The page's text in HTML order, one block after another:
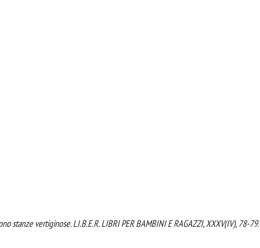
stanze vertiginose. LI.B.E.R. LIBRI PER BAMBINI E RAGAZZI, XXXV(IV), 78-79.